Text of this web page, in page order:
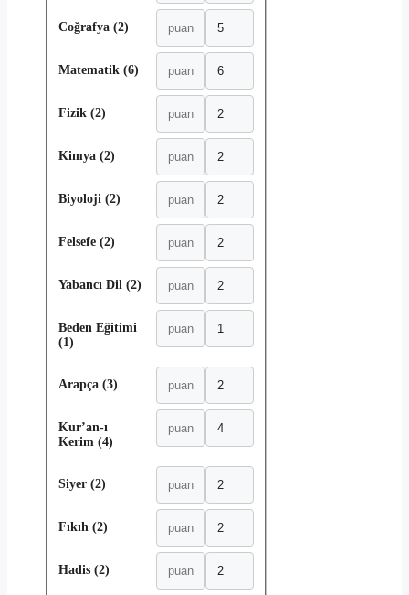
Coğrafya (2)
Matematik (6)
Fizik (2)
Kimya (2)
Biyoloji (2)
Felsefe (2)
Yabancı Dil (2)
Beden Eğitimi
(1)
Arapça (3)
Kur’an-ı
Kerim (4)
Siyer (2)
Fıkıh (2)
Hadis (2)